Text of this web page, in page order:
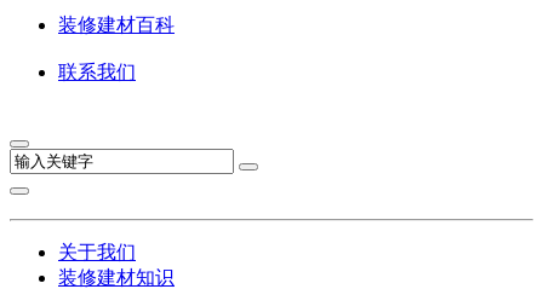
装修建材百科
联系我们
关于我们
装修建材知识